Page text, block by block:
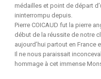
médailles et point de départ
ininterrompu depuis.
Pierre COICAUD fut la pierre
début de la réussite de notre
aujourd’hui partout en France
Il ne nous paraissait
hommage à cet immense